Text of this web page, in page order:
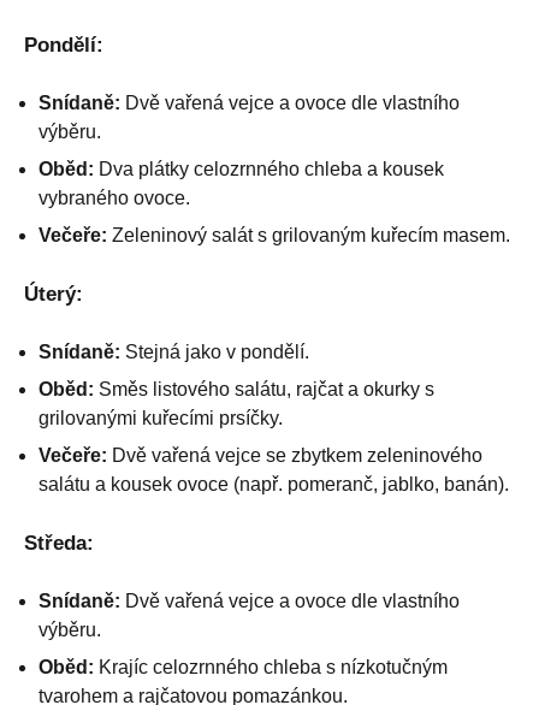
Pondělí:
Snídaně: Dvě vařená vejce a ovoce dle vlastního
výběru.
Oběd: Dva plátky celozrnného chleba a kousek
vybraného ovoce.
Večeře: Zeleninový salát s grilovaným kuřecím masem.
Úterý:
Snídaně: Stejná jako v pondělí.
Oběd: Směs listového salátu, rajčat a okurky s
grilovanými kuřecími prsíčky.
Večeře: Dvě vařená vejce se zbytkem zeleninového
salátu a kousek ovoce (např. pomeranč, jablko, banán).
Středa:
Snídaně: Dvě vařená vejce a ovoce dle vlastního
výběru.
Oběd: Krajíc celozrnného chleba s nízkotučným
tvarohem a rajčatovou pomazánkou.